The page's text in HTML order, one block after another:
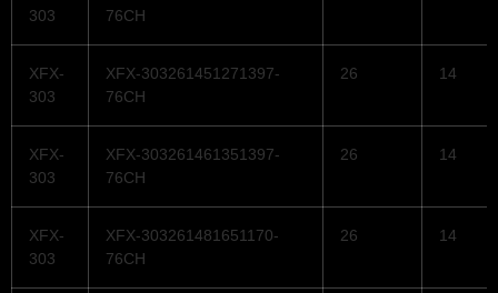
303
76CH
XFX-
303
XFX-303261451271397-
76CH
26 14
XFX-
303
XFX-303261461351397-
76CH
26 14
XFX-
303
XFX-303261481651170-
76CH
26 14